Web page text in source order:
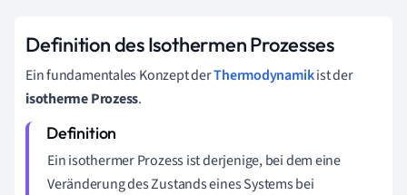
Definition des Isothermen Prozesses
Ein fundamentales Konzept derThermodynamikist der
isotherme Prozess.
Ein isothermer Prozess ist derjenige, bei dem eine
Veränderung des Zustands eines Systems bei